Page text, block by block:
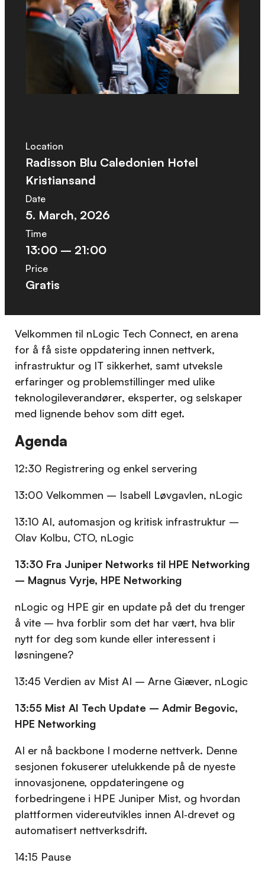
Location
Radisson Blu Caledonien Hotel
Kristiansand
Date
5. March, 2026
Time
13:00 – 21:00
Price
Gratis
Velkommen til nLogic Tech Connect, en arena
for å få siste oppdatering innen nettverk,
infrastruktur og IT sikkerhet, samt utveksle
erfaringer og problemstillinger med ulike
teknologileverandører, eksperter, og selskaper
med lignende behov som ditt eget.
Agenda
12:30 Registrering og enkel servering
13:00 Velkommen – Isabell Løvgavlen, nLogic
13:10 AI, automasjon og kritisk infrastruktur –
Olav Kolbu, CTO, nLogic
13:30 Fra Juniper Networks til HPE Networking
– Magnus Vyrje, HPE Networking
nLogic og HPE gir en update på det du trenger
å vite – hva forblir som det har vært, hva blir
nytt for deg som kunde eller interessent i
løsningene?
13:45 Verdien av Mist AI – Arne Giæver, nLogic
13:55 Mist AI Tech Update – Admir Begovic,
HPE Networking
AI er nå backbone I moderne nettverk. Denne
sesjonen fokuserer utelukkende på de nyeste
innovasjonene, oppdateringene og
forbedringene i HPE Juniper Mist, og hvordan
plattformen videreutvikles innen AI‑drevet og
automatisert nettverksdrift.
14:15 Pause